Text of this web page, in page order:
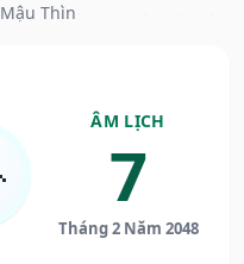
Thìn
ÂM LỊCH
7
Tháng 2 Năm 2048